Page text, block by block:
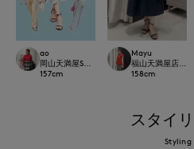
ao
岡山天満屋SUPERIORCLOSET
157cm
Mayu
福山天満屋店
158cm
スタイ
Styling